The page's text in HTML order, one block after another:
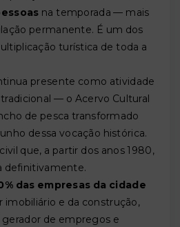
na temporada — mais
permanente. É um dos
turística de toda a
presente como atividade
— o Acervo Cultural
de pesca transformado
dessa vocação histórica.
que, a partir dos anos 1980,
definitivamente.
das empresas da cidade
imobiliário e da construção,
de empregos e